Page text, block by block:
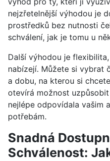
nejzřetelnější výhodou je
prostředků bez nutnosti
schválení, jak je tomu u
Další výhodou je
nabízejí. Můžete si vybrat
a dobu, na kterou si
otevírá možnost
nejlépe odpovídala vašim
potřebám.
Snadná
Schválenost: